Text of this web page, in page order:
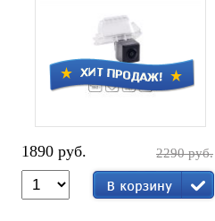
1890 руб. 2290 руб.